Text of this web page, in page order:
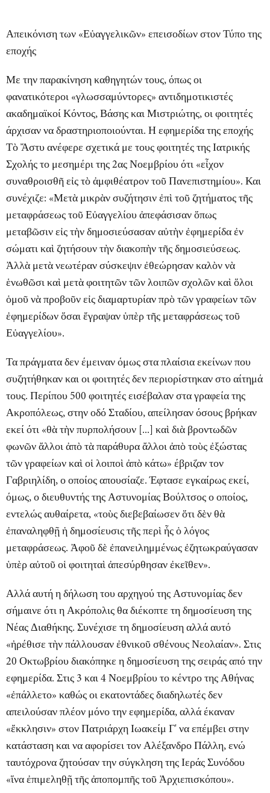
Απεικόνιση των «Εὐαγγελικῶν» επεισοδίων στον Τύπο της
εποχής
Με την παρακίνηση καθηγητών τους, όπως οι
φανατικότεροι «γλωσσαμύντορες» αντιδημοτικιστές
ακαδημαϊκοί Κόντος, Βάσης και Μιστριώτης, οι φοιτητές
άρχισαν να δραστηριοποιούνται. Η εφημερίδα της εποχής
Τὸ Ἄστυανέφερε σχετικά με τους φοιτητές της Ιατρικής
Σχολής το μεσημέρι της 2ας Νοεμβρίου ότι «εἶχον
συναθροισθῆ εἰς τὸ ἀμφιθέατρον τοῦ Πανεπιστημίου». Και
συνέχιζε: «Μετὰ μικρὰν συζήτησιν ἐπὶ τοῦ ζητήματος τῆς
μεταφράσεως τοῦ Εὐαγγελίου ἀπεφάσισαν ὅπως
μεταβῶσιν εἰς τὴν δημοσιεύσασαν αὐτὴν ἐφημερίδα ἐν
σώματι καὶ ζητήσουν τὴν διακοπὴν τῆς δημοσιεύσεως.
Ἀλλὰ μετὰ νεωτέραν σύσκεψιν ἐθεώρησαν καλὸν νὰ
ἑνωθῶσι καὶ μετὰ φοιτητῶν τῶν λοιπῶν σχολῶν καὶ ὅλοι
ὁμοῦ νὰ προβοῦν εἰς διαμαρτυρίαν πρὸ τῶν γραφείων τῶν
ἐφημερίδων ὅσαι ἔγραψαν ὑπὲρ τῆς μεταφράσεως τοῦ
Εὐαγγελίου».
Τα πράγματα δεν έμειναν όμως στα πλαίσια εκείνων που
συζητήθηκαν και οι φοιτητές δεν περιορίστηκαν στο αίτημά
τους. Περίπου 500 φοιτητές εισέβαλαν στα γραφεία της
Ακροπόλεως, στην οδό Σταδίου, απείλησαν όσους βρήκαν
εκεί ότι «θὰ τὴν πυρπολήσουν [...] καὶ διὰ βροντωδῶν
φωνῶν ἄλλοι ἀπὸ τὰ παράθυρα ἄλλοι ἀπὸ τοὺς ἐξώστας
τῶν γραφείων καὶ οἱ λοιποὶ ἀπὸ κάτω» έβριζαν τον
Γαβριηλίδη, ο οποίος απουσίαζε. Έφτασε εγκαίρως εκεί,
όμως, ο διευθυντής της Αστυνομίας Βούλτσος ο οποίος,
εντελώς αυθαίρετα, «τοὺς διεβεβαίωσεν ὅτι δὲν θὰ
ἐπαναληφθῇ ἡ δημοσίευσις τῆς περὶ ἧς ὁ λόγος
μεταφράσεως. Ἀφοῦ δὲ ἐπανειλημμένως ἐζητωκραύγασαν
ὑπὲρ αὐτοῦ οἱ φοιτηταὶ ἀπεσύρθησαν ἐκεῖθεν».
Αλλά αυτή η δήλωση του αρχηγού της Αστυνομίας δεν
σήμαινε ότι η Ακρόπολις θα διέκοπτε τη δημοσίευση της
Νέας Διαθήκης. Συνέχισε τη δημοσίευση αλλά αυτό
«ἠρέθισε τὴν πάλλουσαν ἐθνικοῦ σθένους Νεολαίαν». Στις
20 Οκτωβρίου διακόπηκε η δημοσίευση της σειράς από την
εφημερίδα. Στις 3 και 4 Νοεμβρίου το κέντρο της Αθήνας
«ἐπάλλετο» καθώς οι εκατοντάδες διαδηλωτές δεν
απειλούσαν πλέον μόνο την εφημερίδα, αλλά έκαναν
«ἔκκλησιν» στον Πατριάρχη Ιωακείμ Γ' να επέμβει στην
κατάσταση και να αφορίσει τον Αλέξανδρο Πάλλη, ενώ
ταυτόχρονα ζητούσαν την σύγκληση της Ιεράς Συνόδου
«ἵνα ἐπιμεληθῇ τῆς ἀποπομπῆς τοῦ Ἀρχιεπισκόπου».